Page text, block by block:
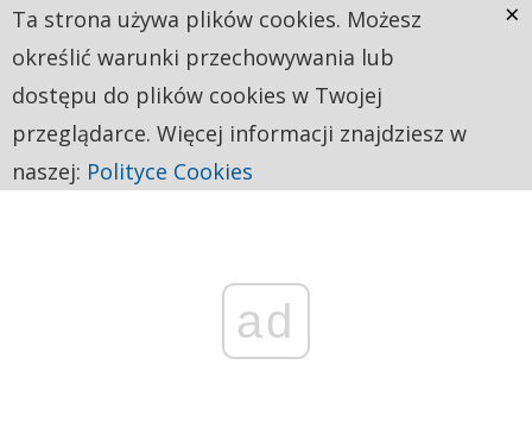
ad
Ta strona używa plików cookies. Możesz
określić warunki przechowywania lub
dostępu do plików cookies w Twojej
przeglądarce. Więcej informacji znajdziesz w
naszej: Polityce Cookies
×